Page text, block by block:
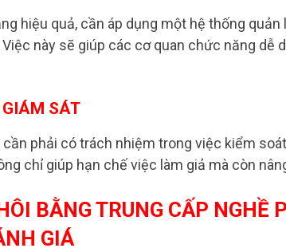
hiệu quả, cần áp dụng một hệ thống
này sẽ giúp các cơ quan chức năng dễ
GIÁM SÁT
phải có trách nhiệm trong việc kiểm
chỉ giúp hạn chế việc làm giả mà còn
BẰNG TRUNG CẤP NGHỀ
GIÁ